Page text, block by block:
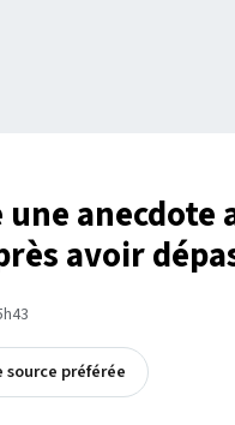
anecdote
avoir
préférée